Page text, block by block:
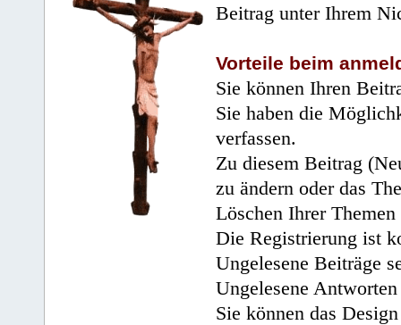
Beitrag unter Ihrem
Vorteile beim
Sie können Ihren
Sie haben die
verfassen.
Zu diesem Beitrag
zu ändern oder das
Löschen Ihrer
Die Registrierung ist
Ungelesene Beiträge
Ungelesene
Sie können das